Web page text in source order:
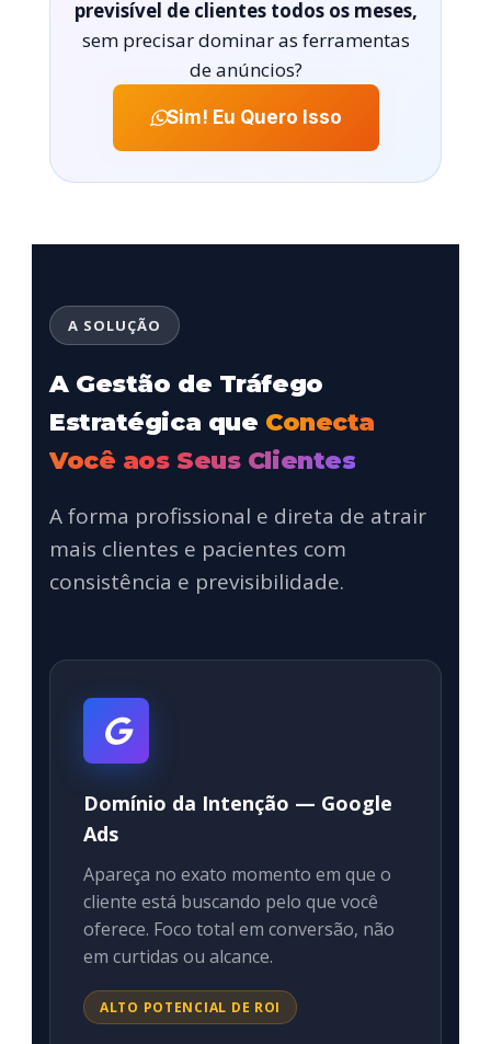
previsível de clientes todos os meses,
sem precisar dominar as ferramentas
de anúncios?
Sim! Eu Quero Isso
A SOLUÇÃO
A Gestão de Tráfego
Estratégica que Conecta
Você aos Seus Clientes
A forma profissional e direta de atrair
mais clientes e pacientes com
consistência e previsibilidade.
Domínio da Intenção — Google
Ads
Apareça no exato momento em que o
cliente está buscando pelo que você
oferece. Foco total em conversão, não
em curtidas ou alcance.
ALTO POTENCIAL DE ROI